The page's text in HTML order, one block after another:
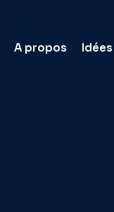
A propos Idées